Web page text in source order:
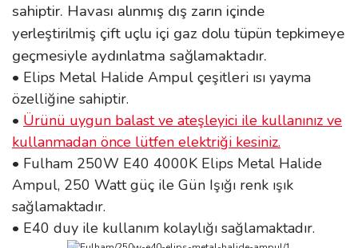
sahiptir. Havası alınmış dış zarın içinde
yerleştirilmiş çift uçlu içi gaz dolu tüpün tepkimeye
geçmesiyle aydınlatma sağlamaktadır.
• Elips Metal Halide Ampul çeşitleri ısı yayma
özelliğine sahiptir.
• Ürünü uygun balast ve ateşleyici ile kullanınız ve
kullanmadan önce lütfen elektriği kesiniz.
• Fulham 250W E40 4000K Elips Metal Halide
Ampul, 250 Watt güç ile Gün Işığı renk ışık
sağlamaktadır.
• E40 duy ile kullanım kolaylığı sağlamaktadır.